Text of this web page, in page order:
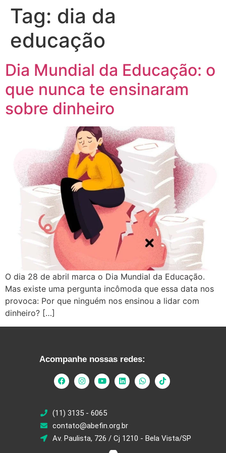
Tag: dia da
educação
Dia Mundial da Educação: o
que nunca te ensinaram
sobre dinheiro
O dia 28 de abril marca o Dia Mundial da Educação.
Mas existe uma pergunta incômoda que essa data nos
provoca: Por que ninguém nos ensinou a lidar com
dinheiro? […]
Acompanhe nossas redes:
(11) 3135 - 6065
contato@abefin.org.br
Av. Paulista, 726 / Cj 1210 - Bela Vista/SP